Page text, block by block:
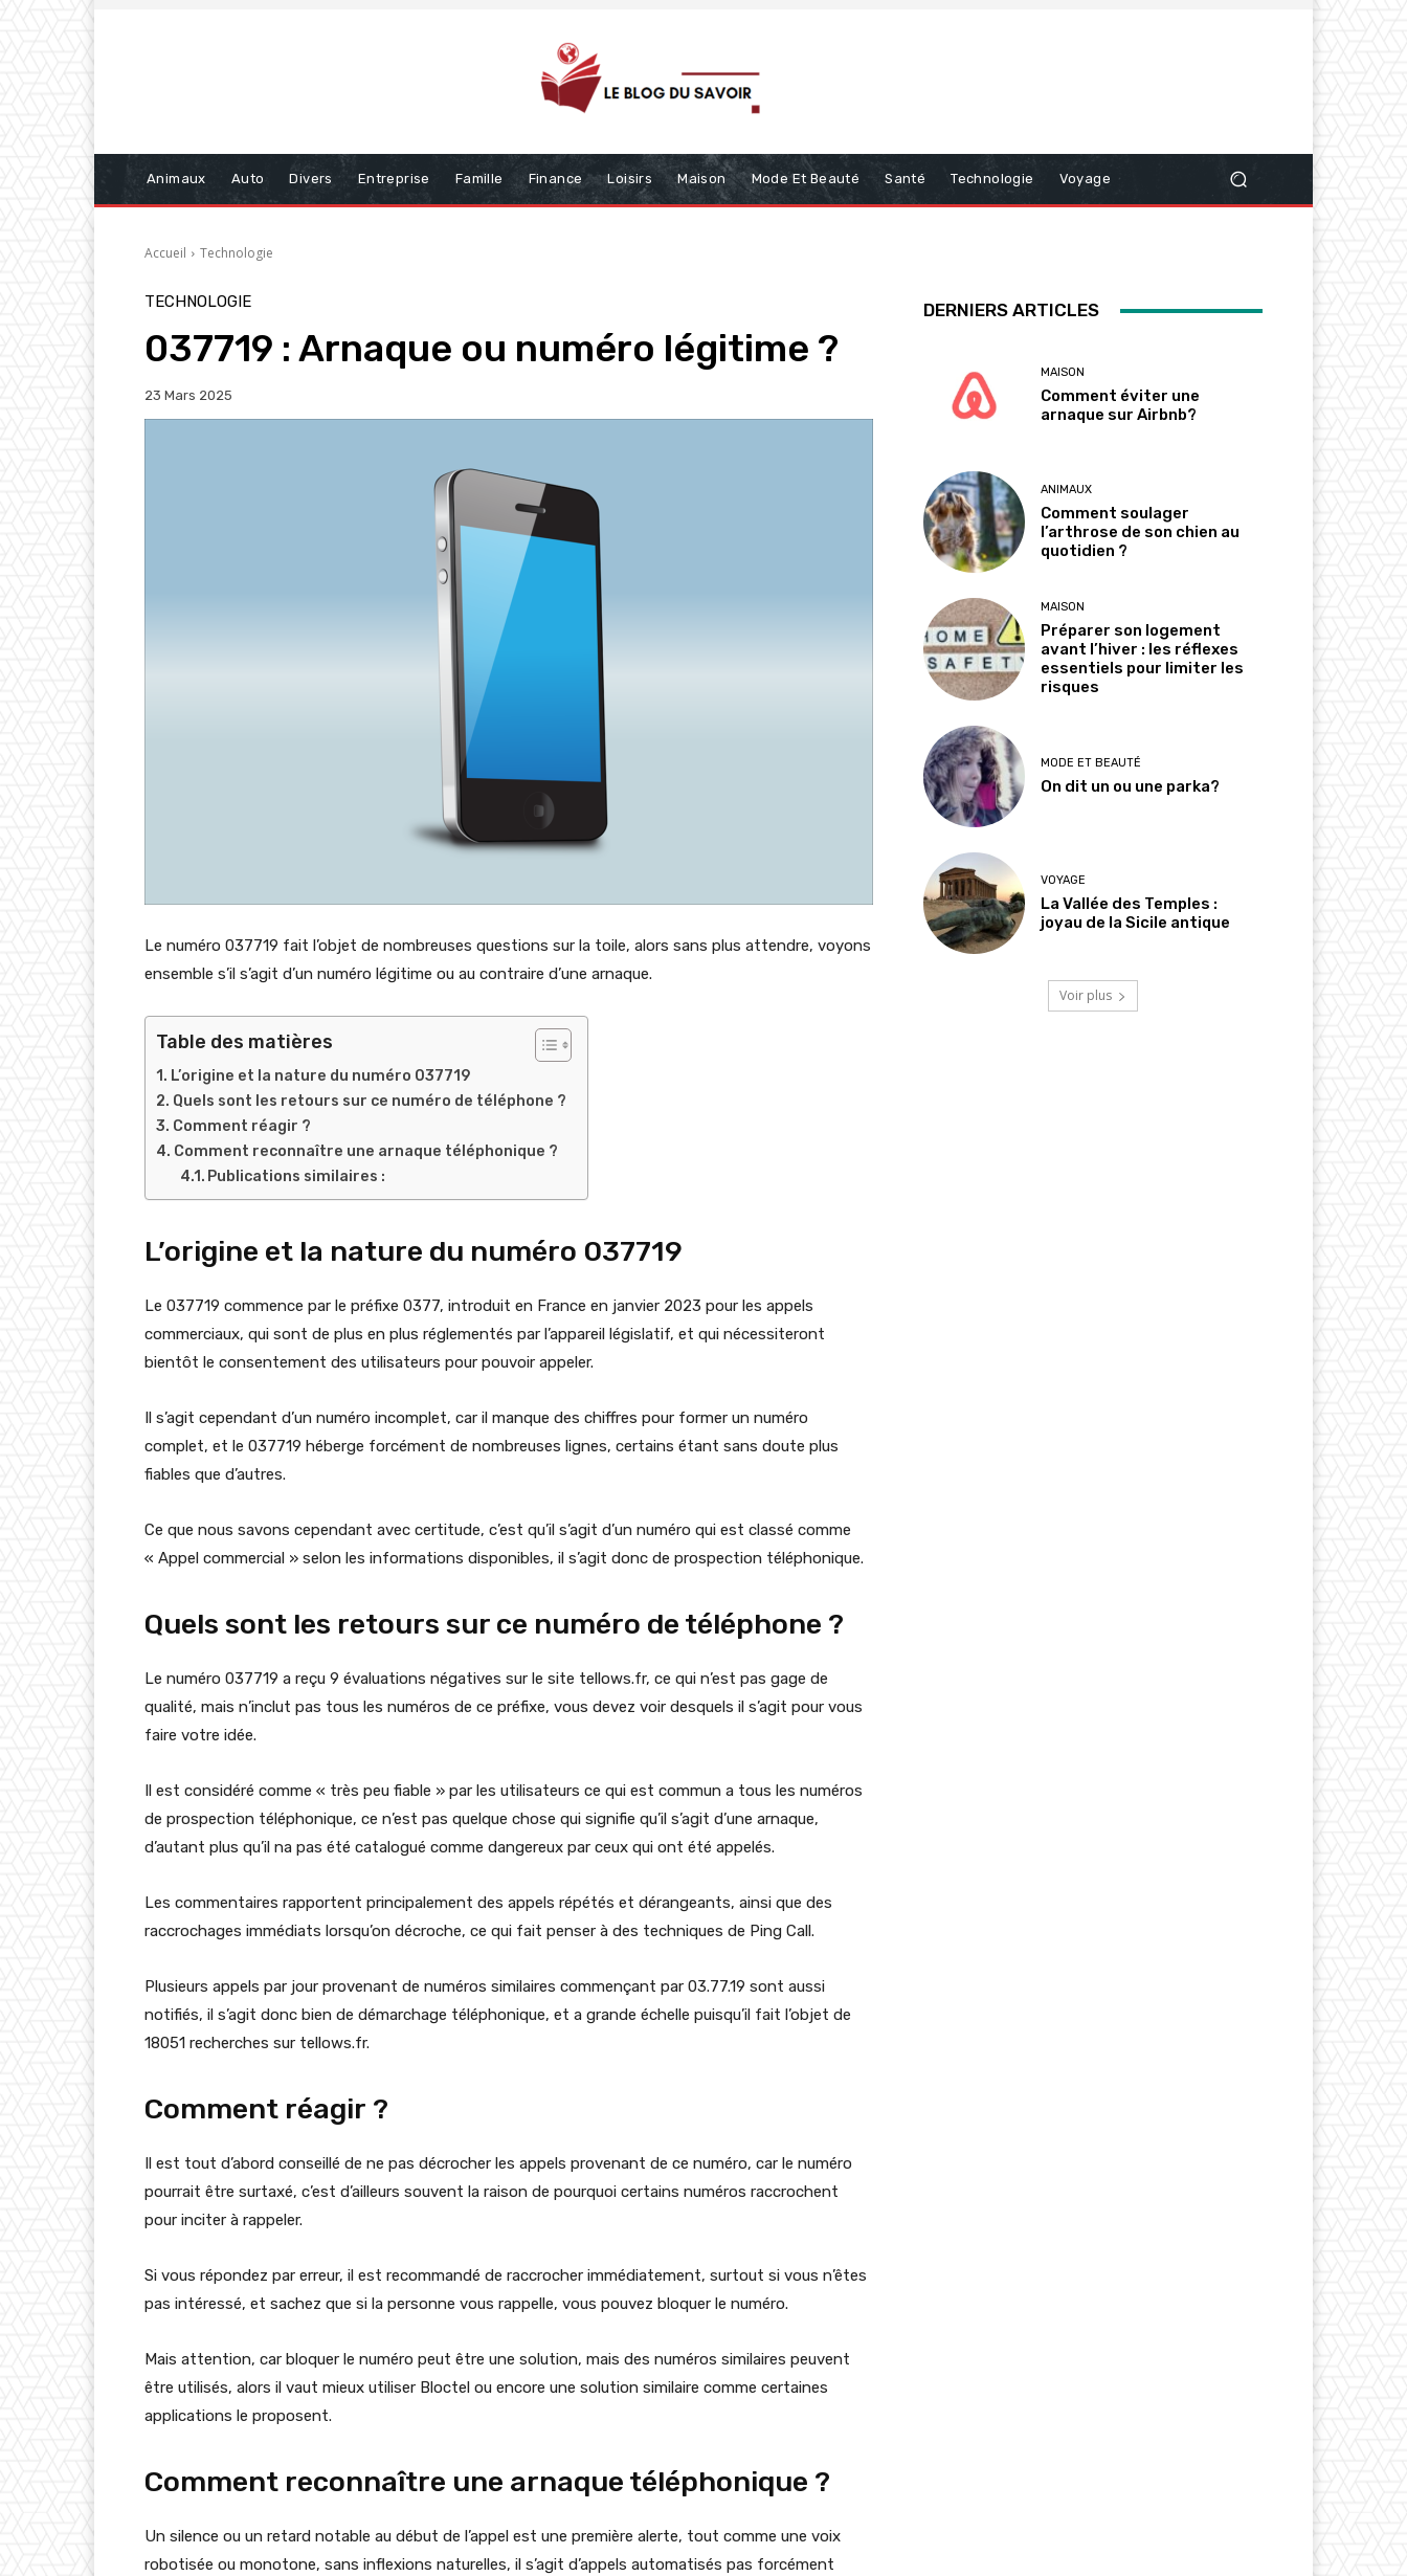
Animaux Auto Divers Entreprise Famille Finance Loisirs Maison Mode Et Beauté Santé Technologie Voyage
Accueil Technologie
TECHNOLOGIE
037719 : Arnaque ou numéro légitime ?
23 Mars 2025
Le numéro 037719 fait l’objet de nombreuses questions sur la toile, alors sans plus attendre, voyons
ensemble s’il s’agit d’un numéro légitime ou au contraire d’une arnaque.
Table des matières
L’origine et la nature du numéro 037719
Quels sont les retours sur ce numéro de téléphone ?
Comment réagir ?
Comment reconnaître une arnaque téléphonique ?
Publications similaires :
L’origine et la nature du numéro 037719
Le 037719 commence par le préfixe 0377, introduit en France en janvier 2023 pour les appels
commerciaux, qui sont de plus en plus réglementés par l’appareil législatif, et qui nécessiteront
bientôt le consentement des utilisateurs pour pouvoir appeler.
Il s’agit cependant d’un numéro incomplet, car il manque des chiffres pour former un numéro
complet, et le 037719 héberge forcément de nombreuses lignes, certains étant sans doute plus
fiables que d’autres.
Ce que nous savons cependant avec certitude, c’est qu’il s’agit d’un numéro qui est classé comme
« Appel commercial » selon les informations disponibles, il s’agit donc de prospection téléphonique.
Quels sont les retours sur ce numéro de téléphone ?
Le numéro 037719 a reçu 9 évaluations négatives sur le site tellows.fr, ce qui n’est pas gage de
qualité, mais n’inclut pas tous les numéros de ce préfixe, vous devez voir desquels il s’agit pour vous
faire votre idée.
Il est considéré comme « très peu fiable » par les utilisateurs ce qui est commun a tous les numéros
de prospection téléphonique, ce n’est pas quelque chose qui signifie qu’il s’agit d’une arnaque,
d’autant plus qu’il na pas été catalogué comme dangereux par ceux qui ont été appelés.
Les commentaires rapportent principalement des appels répétés et dérangeants, ainsi que des
raccrochages immédiats lorsqu’on décroche, ce qui fait penser à des techniques de Ping Call.
Plusieurs appels par jour provenant de numéros similaires commençant par 03.77.19 sont aussi
notifiés, il s’agit donc bien de démarchage téléphonique, et a grande échelle puisqu’il fait l’objet de
18051 recherches sur tellows.fr.
Comment réagir ?
Il est tout d’abord conseillé de ne pas décrocher les appels provenant de ce numéro, car le numéro
pourrait être surtaxé, c’est d’ailleurs souvent la raison de pourquoi certains numéros raccrochent
pour inciter à rappeler.
Si vous répondez par erreur, il est recommandé de raccrocher immédiatement, surtout si vous n’êtes
pas intéressé, et sachez que si la personne vous rappelle, vous pouvez bloquer le numéro.
Mais attention, car bloquer le numéro peut être une solution, mais des numéros similaires peuvent
être utilisés, alors il vaut mieux utiliser Bloctel ou encore une solution similaire comme certaines
applications le proposent.
Comment reconnaître une arnaque téléphonique ?
Un silence ou un retard notable au début de l’appel est une première alerte, tout comme une voix
robotisée ou monotone, sans inflexions naturelles, il s’agit d’appels automatisés pas forcément
DERNIERS ARTICLES
MAISON
Comment éviter une
arnaque sur Airbnb?
ANIMAUX
Comment soulager
l’arthrose de son chien au
quotidien ?
MAISON
Préparer son logement
avant l’hiver : les réflexes
essentiels pour limiter les
risques
MODE ET BEAUTÉ
On dit un ou une parka?
VOYAGE
La Vallée des Temples :
joyau de la Sicile antique
Voir plus